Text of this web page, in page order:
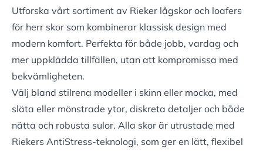
Utforska vårt sortiment av Rieker lågskor och loafers
för herr skor som kombinerar klassisk design med
modern komfort. Perfekta för både jobb, vardag och
mer uppklädda tillfällen, utan att kompromissa med
bekvämligheten.
Välj bland stilrena modeller i skinn eller mocka, med
släta eller mönstrade ytor, diskreta detaljer och både
nätta och robusta sulor. Alla skor är utrustade med
Riekers AntiStress-teknologi, som ger en lätt, flexibel